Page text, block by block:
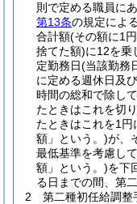
則で定める職員に
第13条の規定によ
合計額(その額に1
捨てた額)に12を乗
定勤務日(当該勤務
に定める週休日及
時間の総和で除し
たときはこれを切
たときはこれを1円
額」という。)が、
最低基準を考慮し
額」という。)を下
る日までの間、第
2
第二種初任給調整